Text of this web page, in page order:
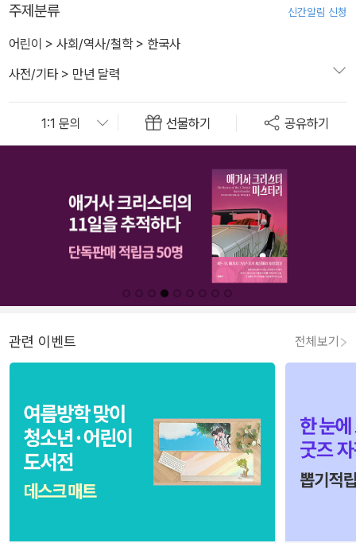
주제분류 신간알림 신청
어린이 > 사회/역사/철학> 한국사
사전/기타> 만년 달력
선물하기 공유하기
관련 이벤트 전체보기